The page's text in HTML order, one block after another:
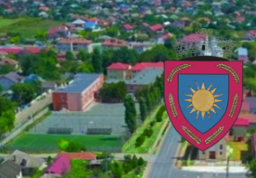
Skip
to
content
Skip
to
left
sidebar
Skip
to
right
sidebar
Skip
to
footer